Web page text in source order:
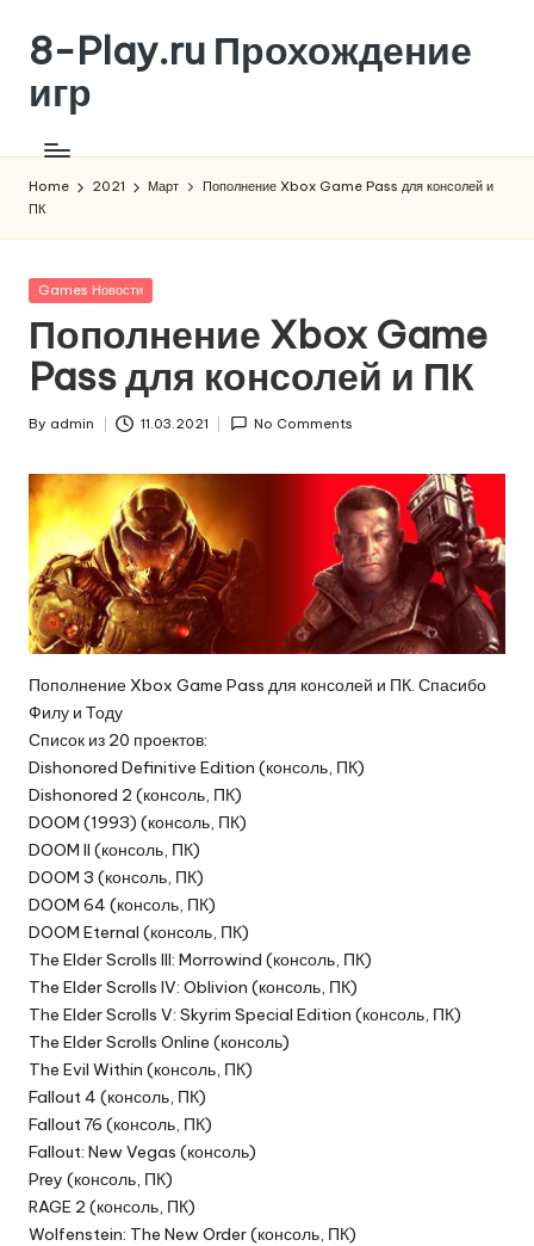
Skip
content
8-Play.ru Прохождение
игр
Home 2021 Март
Пополнение Xbox Game Pass для консолей и
ПК
Posted
Games Новости
Пополнение Xbox Game
Pass для консолей и ПК
Posted
By admin 11.03.2021 No Comments
Пополнение Xbox Game Pass для консолей и ПК. Спасибо
Филу и Тоду
Список из 20 проектов:
Dishonored Definitive Edition (консоль, ПК)
Dishonored 2 (консоль, ПК)
DOOM (1993) (консоль, ПК)
DOOM II (консоль, ПК)
DOOM 3 (консоль, ПК)
DOOM 64 (консоль, ПК)
DOOM Eternal (консоль, ПК)
The Elder Scrolls III: Morrowind (консоль, ПК)
The Elder Scrolls IV: Oblivion (консоль, ПК)
The Elder Scrolls V: Skyrim Special Edition (консоль, ПК)
The Elder Scrolls Online (консоль)
The Evil Within (консоль, ПК)
Fallout 4 (консоль, ПК)
Fallout 76 (консоль, ПК)
Fallout: New Vegas (консоль)
Prey (консоль, ПК)
RAGE 2 (консоль, ПК)
Wolfenstein: The New Order (консоль, ПК)